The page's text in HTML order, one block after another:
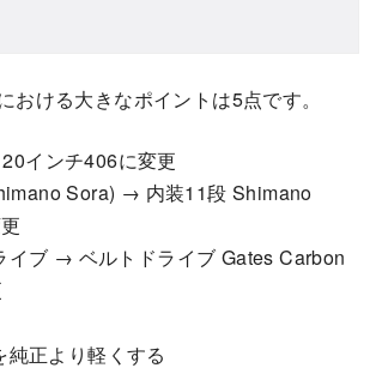
おける大きなポイントは5点です。
インチ406に変更
Sora) → 内装11段 Shimano
イブ → ベルトドライブ Gates Carbon
純正より軽くする